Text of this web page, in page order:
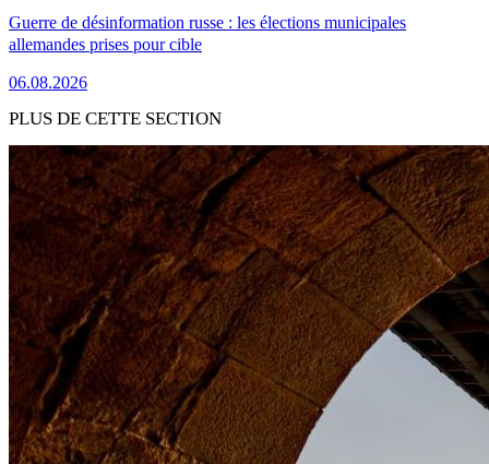
Guerre de désinformation russe : les élections municipales
allemandes prises pour cible
06.08.2026
PLUS DE CETTE SECTION